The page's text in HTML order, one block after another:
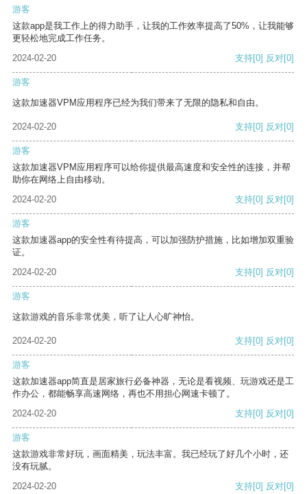
游客
这款app是我工作上的得力助手，让我的工作效率提高了50%，让我能够
更轻松地完成工作任务。
2024-02-20
支持[0] 反对[0]
游客
这款加速器VPM应用程序已经为我们带来了无限的隐私和自由。
2024-02-20 支持[0] 反对[0]
游客
这款加速器VPM应用程序可以给你提供最高速度和安全性的连接，并帮
助你在网络上自由移动。
2024-02-20
支持[0] 反对[0]
游客
这款加速器app的安全性有待提高，可以加强防护措施，比如增加双重验
证。
2024-02-20
支持[0] 反对[0]
游客
这款游戏的音乐非常优美，听了让人心旷神怡。
2024-02-20 支持[0] 反对[0]
游客
这款加速器app简直是居家旅行必备神器，无论是看视频、玩游戏还是工
作办公，都能畅享高速网络，再也不用担心网速卡顿了。
2024-02-20
支持[0] 反对[0]
游客
这款游戏非常好玩，画面精美，玩法丰富。我已经玩了好几个小时，还
没有玩腻。
2024-02-20
支持[0] 反对[0]